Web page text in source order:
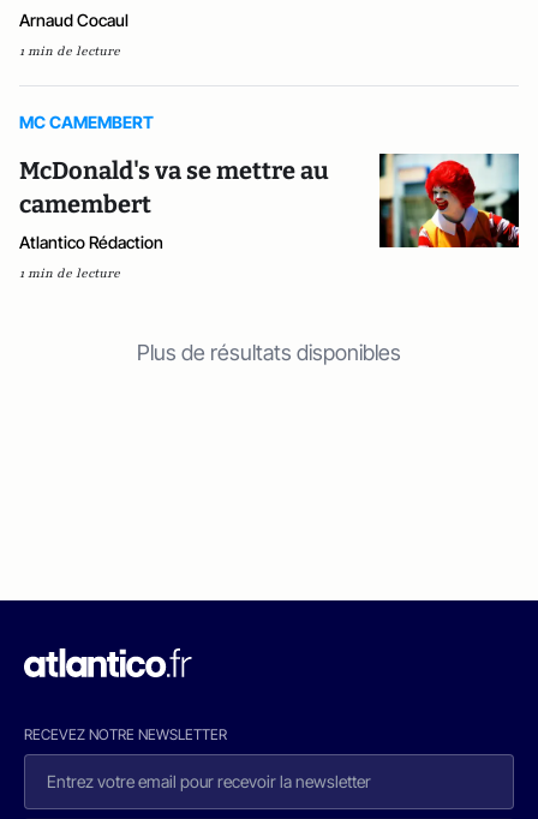
Arnaud Cocaul
1 min de lecture
MC CAMEMBERT
McDonald's va se mettre au
camembert
Atlantico Rédaction
1 min de lecture
Plus de résultats disponibles
RECEVEZ NOTRE NEWSLETTER